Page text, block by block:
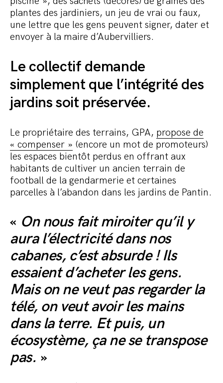
plantes des jardiniers, un jeu de vrai ou faux,
une lettre que les gens peuvent signer, dater et
envoyer à la maire d’Aubervilliers.
Le collectif demande
simplement que l’intégrité des
jardins soit préservée.
Le propriétaire des terrains, GPA, propose de
« compenser » (encore un mot de promoteurs)
les espaces bientôt perdus en offrant aux
habitants de cultiver un ancien terrain de
football de la gendarmerie et certaines
parcelles à l’abandon dans les jardins de Pantin.
« On nous fait miroiter qu’il y
aura l’électricité dans nos
cabanes, c’est absurde ! Ils
essaient d’acheter les gens.
Mais on ne veut pas regarder la
télé, on veut avoir les mains
dans la terre. Et puis, un
écosystème, ça ne se transpose
pas. »